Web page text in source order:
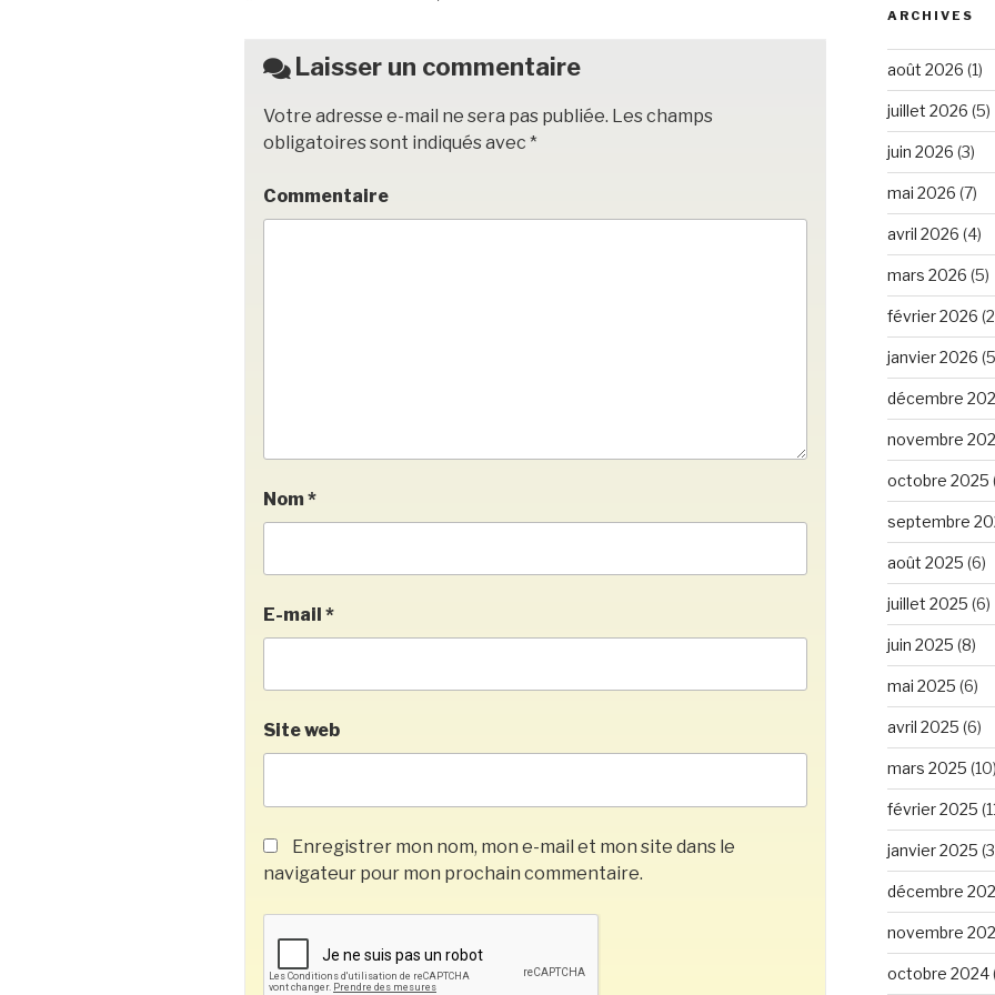
o
k
Laisser un commentaire
Votre adresse e-mail ne sera pas publiée. Les champs
obligatoires sont indiqués avec *
Commentaire
Nom*
E-mail *
Site web
Enregistrer mon nom, mon e-mail et mon site dans le
navigateur pour mon prochain commentaire.
ARCHIVES
août 2026 (1)
juillet 2026 (5)
juin 2026 (3)
mai 2026 (7)
avril 2026 (4)
mars 2026 (5)
février 2026
janvier 2026
décembre
novembre
octobre 2025
septembre
août 2025 (6)
juillet 2025 (6)
juin 2025 (8)
mai 2025 (6)
avril 2025 (6)
mars 2025 (10)
février 2025
janvier 2025
décembre
novembre
octobre 2024